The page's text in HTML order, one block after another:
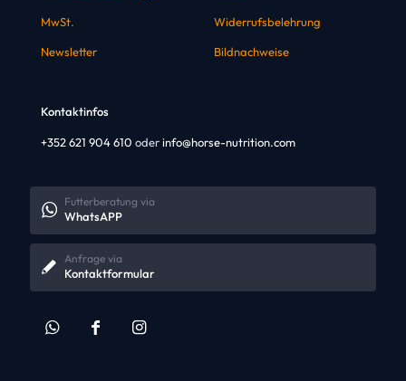
MwSt.
Newsletter
Widerrufsbelehrung
Bildnachweise
Kontaktinfos
+352 621 904 610 oderinfo@horse-nutrition.com
WhatsAPP
Futterberatung via
Kontaktformular
Anfrage via